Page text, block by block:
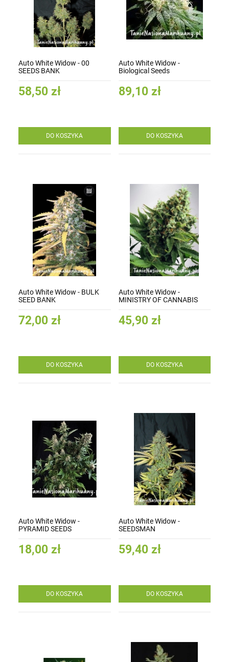
Auto White Widow - 00
SEEDS BANK
58,50 zł
DO KOSZYKA
Auto White Widow -
Biological Seeds
89,10 zł
DO KOSZYKA
Auto White Widow - BULK
SEED BANK
72,00 zł
DO KOSZYKA
Auto White Widow -
MINISTRY OF CANNABIS
45,90 zł
DO KOSZYKA
Auto White Widow -
PYRAMID SEEDS
18,00 zł
DO KOSZYKA
Auto White Widow -
SEEDSMAN
59,40 zł
DO KOSZYKA